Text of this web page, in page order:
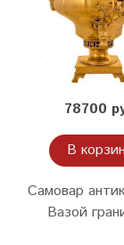
78700
В
Самовар
Вазой